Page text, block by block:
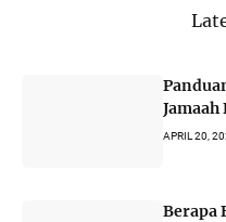
Jamaah
APRIL 20,
Berapa